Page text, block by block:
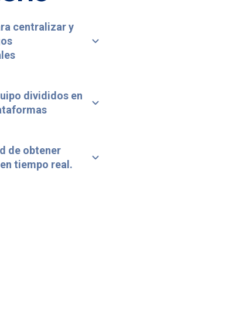
centralizar y
divididos en
de obtener
tiempo real.